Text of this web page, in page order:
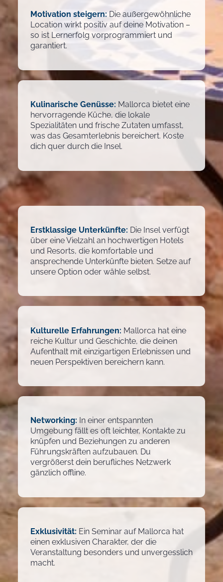
Motivation steigern: Die außergewöhnliche
Location wirkt positiv auf deine Motivation –
so ist Lernerfolg vorprogrammiert und
garantiert.
Kulinarische Genüsse: Mallorca bietet eine
hervorragende Küche, die lokale
Spezialitäten und frische Zutaten umfasst,
was das Gesamterlebnis bereichert. Koste
dich quer durch die Insel.
Erstklassige Unterkünfte: Die Insel verfügt
über eine Vielzahl an hochwertigen Hotels
und Resorts, die komfortable und
ansprechende Unterkünfte bieten. Setze auf
unsere Option oder wähle selbst.
Kulturelle Erfahrungen: Mallorca hat eine
reiche Kultur und Geschichte, die deinen
Aufenthalt mit einzigartigen Erlebnissen und
neuen Perspektiven bereichern kann.
Networking: In einer entspannten
Umgebung fällt es oft leichter, Kontakte zu
knüpfen und Beziehungen zu anderen
Führungskräften aufzubauen. Du
vergrößerst dein berufliches Netzwerk
gänzlich offline.
Exklusivität: Ein Seminar auf Mallorca hat
einen exklusiven Charakter, der die
Veranstaltung besonders und unvergesslich
macht.